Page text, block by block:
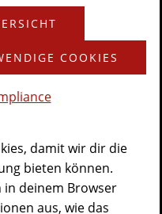
COOKIES
damit wir dir die
bieten können.
deinem Browser
aus, wie das